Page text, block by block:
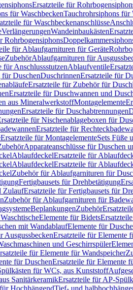
Ersatzteile für
für WaschbeckenTauchrohrsiphons für
für Waschbeckenanschlüsse
VerlängerungenWandeinbaukästen
Rohrbogensiphons
für Ablaufgarnituren für Geräte
ZubehörAblaufgarnituren für
für AnschlussstutzenAblaufventile
für DuschenDuschrinnenErsatzteile für
Ersatzteile für Zubehör für
Ersatzteile für Duschwannen und
aus MineralwerkstoffMontagelemente
Ersatzteile für Duschabtrennungen
für Nischenablageboxen für
Ersatzteile für
Ersatzteile für MontagelementeSets Füße
Apparateanschlüsse für Duschen
AblaufdeckelErsatzteile für
AblaufdeckelErsatzteile für
Zubehör für Ablaufgarnituren für
Fertigbausets für Drehbetätigung
ZulaufErsatzteile für Fertigbausets für
Zubehör für Ablaufgarnituren für
BeplankungenZubehör
Elemente für Bidets
mit WandablaufElemente für
AusgussbeckenErsatzteile für Elemente
und Geschirrspüler
für Elemente für Wandspeicher
für DuschenErsatzteile für Elemente
für WCs, aus Kunststoff
SanitärkeramikErsatzteile für AP-
HochhängendTief- und